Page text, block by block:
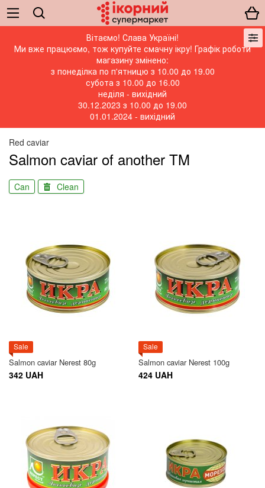
Вітаємо! Слава Україні!
Ми вже працюємо, тож купуйте смачну ікру! Графік роботи
магазину змінено:
з понеділка по п'ятницю з 10.00 до 19.00
субота з 10.00 до 16.00
неділя - вихідний
30.12.2023 з 10.00 до 19.00
01.01.2024 - вихідний
Red caviar
Salmon caviar of another TM
Can Clean
Sale
Salmon caviar Nerest 80g
342 UAH
Sale
Salmon caviar Nerest 100g
424 UAH